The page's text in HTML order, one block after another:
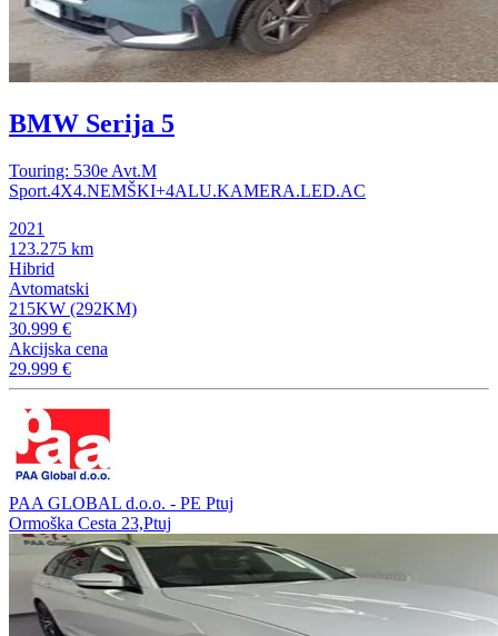
BMW Serija 5
Touring: 530e Avt.M
Sport.4X4.NEMŠKI+4ALU.KAMERA.LED.AC
2021
123.275 km
Hibrid
Avtomatski
215KW (292KM)
30.999 €
Akcijska cena
29.999 €
PAA GLOBAL d.o.o. - PE Ptuj
Ormoška Cesta 23,Ptuj